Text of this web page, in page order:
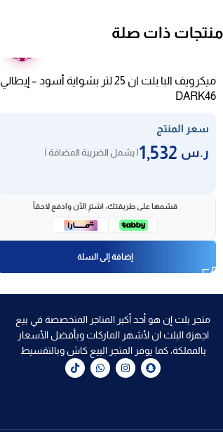
منتجات ذات صلة
ميكرويف البا بلت ان 25 لتر بشواية أسود – إيطالي
DARK46
سعر المنتج
ر.س ( يشمل الضريبة المضافة )
قسّمها على طريقتك، اشترِ الآن وادفع لاحقاً
إضافة إلى السلة
متجر بلت إن هو أحد أكبر المتاجر المتخصصة في بيع
اجهزة البلت ان لأشهر الماركات وبأفضل الأسعار
بالمملكة، كما يوفر المتجر البيع كاش وبالتقسيط